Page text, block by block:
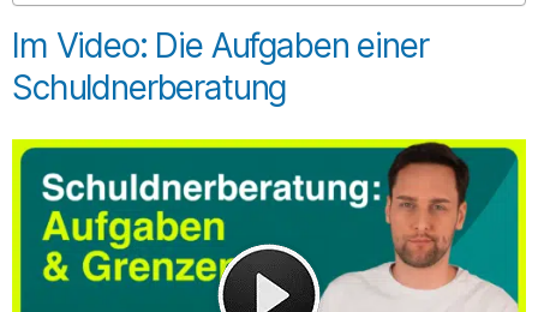
Im Video: Die Aufgaben einer
Schuldnerberatung